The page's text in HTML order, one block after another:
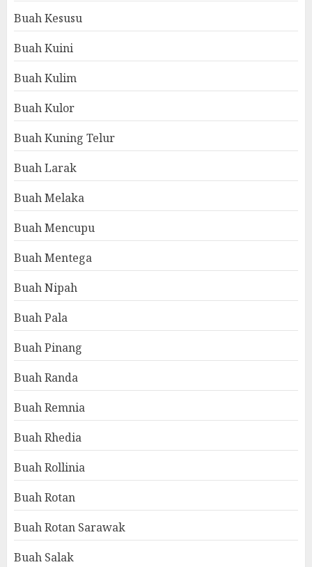
Buah Kesusu
Buah Kuini
Buah Kulim
Buah Kulor
Buah Kuning Telur
Buah Larak
Buah Melaka
Buah Mencupu
Buah Mentega
Buah Nipah
Buah Pala
Buah Pinang
Buah Randa
Buah Remnia
Buah Rhedia
Buah Rollinia
Buah Rotan
Buah Rotan Sarawak
Buah Salak